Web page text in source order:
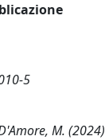
5
M.